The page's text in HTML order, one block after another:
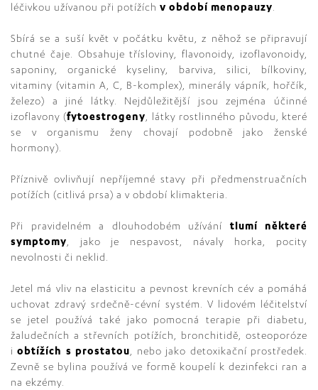
léčivkou užívanou při potížích v období menopauzy.
Sbírá se a suší květ v počátku květu, z něhož se připravují
chutné čaje. Obsahuje třísloviny, flavonoidy, izoflavonoidy,
saponiny, organické kyseliny, barviva, silici, bílkoviny,
vitaminy (vitamin A, C, B-komplex), minerály vápník, hořčík,
železo) a jiné látky. Nejdůležitější jsou zejména účinné
izoflavony (fytoestrogeny, látky rostlinného původu, které
se v organismu ženy chovají podobně jako ženské
hormony).
Příznivě ovlivňují nepříjemné stavy při předmenstruačních
potížích (citlivá prsa) a v období klimakteria.
Při pravidelném a dlouhodobém užívání tlumí některé
symptomy, jako je nespavost, návaly horka, pocity
nevolnosti či neklid.
Jetel má vliv na elasticitu a pevnost krevních cév a pomáhá
uchovat zdravý srdečně-cévní systém. V lidovém léčitelství
se jetel používá také jako pomocná terapie při diabetu,
žaludečních a střevních potížích, bronchitidě, osteoporóze
iobtížích s prostatou, nebo jako detoxikační prostředek.
Zevně se bylina používá ve formě koupelí k dezinfekci ran a
na ekzémy.